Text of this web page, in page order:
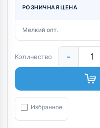
РОЗНИЧНАЯ ЦЕНА
Мелкий опт.
Количество -
Избранное